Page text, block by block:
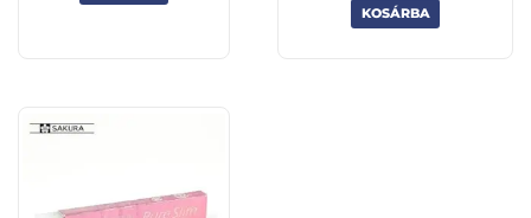
KOSÁRBA